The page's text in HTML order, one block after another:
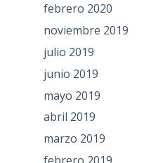
febrero 2020
noviembre 2019
julio 2019
junio 2019
mayo 2019
abril 2019
marzo 2019